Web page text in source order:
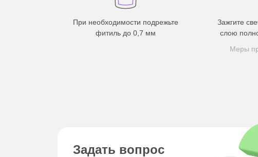
Зажгите
слою
Меры
При необходимости подрежьте
фитиль до 0,7 мм
Задать вопрос